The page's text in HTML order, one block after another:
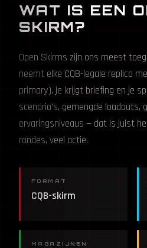
WAT IS EEN
SKIRM?
Open Skirms zijn ons meest
neemt elke CQB-legale replica
primary), je krijgt briefing en je
scenario's, gemengde loadouts,
ervaringsniveaus — dat is juist
rondes, veel actie.
FORMAT
CQB-skirm
MAGAZIJNEN